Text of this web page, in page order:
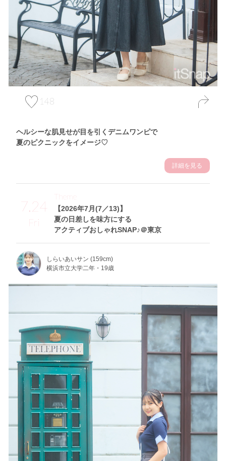
148
ヘルシーな肌見せが目を引くデニムワンピで
夏のピクニックをイメージ♡
詳細を見る
7.24
Fri
【2026年7月(7／13)】
夏の日差しを味方にする
アクティブおしゃれSNAP♪＠東京
Theme
しらいあいサン (159cm)
横浜市立大学二年・19歳